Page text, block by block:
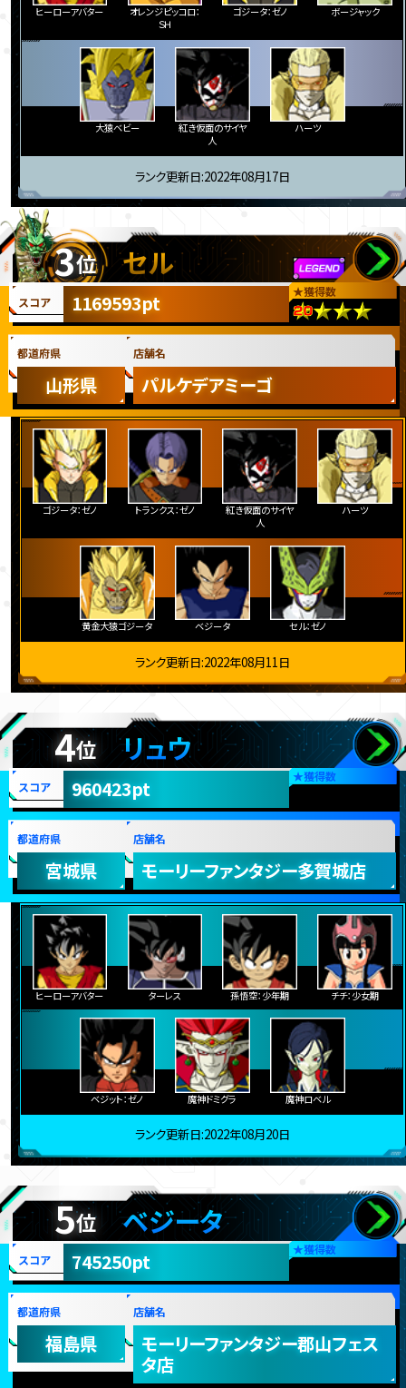
ヒーローアバター
オレンジピッコロ：
ＳＨ
ゴジータ：ゼノ ボージャック
大猿ベビー
紅き仮面のサイヤ
人
ハーツ
ランク更新日:2022年08月17日
3位 セル
★獲得数
スコア 1169593pt
都道府県
山形県
店舗名
パルケデアミーゴ
ゴジータ：ゼノ トランクス：ゼノ
紅き仮面のサイヤ
人
ハーツ
黄金大猿ゴジータ ベジータ セル：ゼノ
ランク更新日:2022年08月11日
4位 リュウ
★獲得数
スコア 960423pt
都道府県
宮城県
店舗名
モーリーファンタジー多賀城店
ヒーローアバター ターレス 孫悟空：少年期 チチ：少女期
ベジット：ゼノ 魔神ドミグラ 魔神ロベル
ランク更新日:2022年08月20日
5位 ベジータ
★獲得数
スコア 745250pt
都道府県
福島県
店舗名
モーリーファンタジー郡山フェス
タ店